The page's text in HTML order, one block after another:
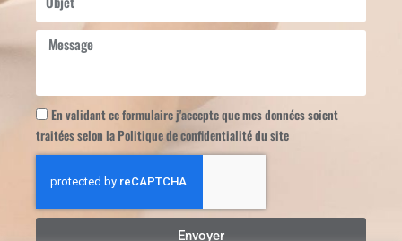
Message
En validant ce formulaire j'accepte que mes données soient
traitées selon la Politique de confidentialité du site
Envoyer